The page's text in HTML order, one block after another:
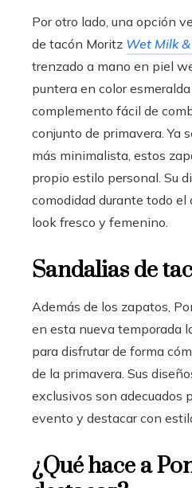
Por otro lado, una opción
de tacón Moritz Wet Milk
trenzado a mano en piel
puntera en color
complemento fácil de
conjunto de primavera. Ya
más minimalista, estos
propio estilo personal. Su
comodidad durante todo el
look fresco y femenino.
Sandalias de
Además de los zapatos,
en esta nueva temporada
para disfrutar de forma
de la primavera. Sus
exclusivos son adecuados
evento y destacar con
¿Qué hace a